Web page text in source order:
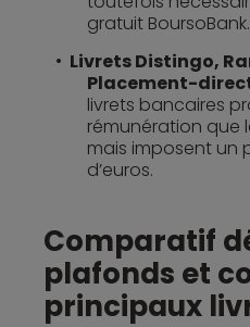
gratuit BoursoBank.
Livrets Distingo,
Placement-
livrets bancaires
rémunération que
mais imposent un
d’euros.
Comparatif
plafonds et
principaux